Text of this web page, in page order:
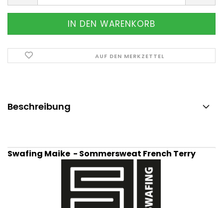
AUF DEN MERKZETTEL
Beschreibung
Swafing Maike - Sommersweat French Terry